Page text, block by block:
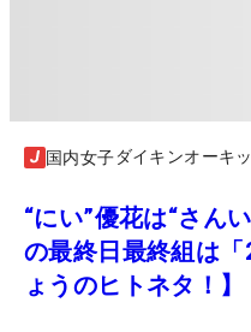
国内女子ダイキンオーキ
“にい”優花は“さん
の最終日最終組は
ょうのヒトネタ！】